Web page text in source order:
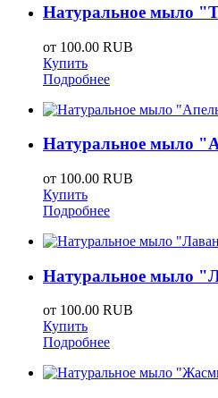
Натуральное мыло
от 100.00 RUB
Купить
Подробнее
Натуральное мыло
от 100.00 RUB
Купить
Подробнее
Натуральное мыло
от 100.00 RUB
Купить
Подробнее